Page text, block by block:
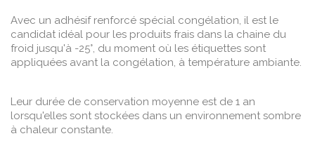
Avec un adhésif renforcé spécial congélation, il est le
candidat idéal pour les produits frais dans la chaine du
froid jusqu'à -25°, du moment où les étiquettes sont
appliquées avant la congélation, à température ambiante.
Leur durée de conservation moyenne est de 1 an
lorsqu'elles sont stockées dans un environnement sombre
à chaleur constante.